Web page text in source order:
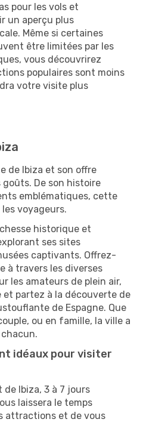
pour les vols et
un aperçu plus
Même si certaines
être limitées par les
vous découvrirez
populaires sont moins
votre visite plus
de Ibiza et son offre
De son histoire
emblématiques, cette
voyageurs.
historique et
ses sites
captivants. Offrez-
à travers les diverses
les amateurs de plein air,
et partez à la découverte de
de Espagne. Que
ou en famille, la ville a
idéaux pour visiter
Ibiza, 3 à 7 jours
laissera le temps
attractions et de vous